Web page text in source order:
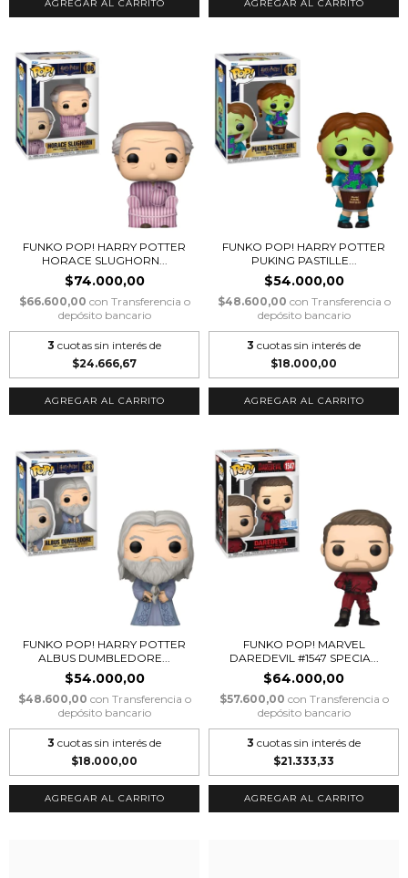
FUNKO POP! HARRY POTTER
HORACE SLUGHORN...
$74.000,00
$66.600,00 con Transferencia o
depósito bancario
3 cuotas sin interés de
$24.666,67
FUNKO POP! HARRY POTTER
PUKING PASTILLE...
$54.000,00
$48.600,00 con Transferencia o
depósito bancario
3 cuotas sin interés de
$18.000,00
FUNKO POP! HARRY POTTER
ALBUS DUMBLEDORE...
$54.000,00
$48.600,00 con Transferencia o
depósito bancario
3 cuotas sin interés de
$18.000,00
FUNKO POP! MARVEL
DAREDEVIL #1547 SPECIA...
$64.000,00
$57.600,00 con Transferencia o
depósito bancario
3 cuotas sin interés de
$21.333,33